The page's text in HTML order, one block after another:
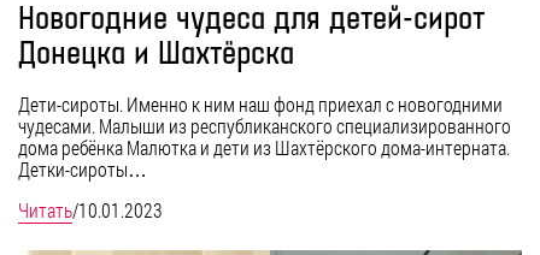
Новогодние чудеса для детей-сирот
Донецка и Шахтёрска
Дети-сироты. Именно к ним наш фонд приехал с новогодними
чудесами. Малыши из республиканского специализированного
дома ребёнка Малютка и дети из Шахтёрского дома-интерната.
Детки-сироты…
Читать/10.01.2023